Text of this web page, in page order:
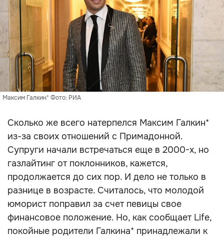
Максим Галкин* Фото: РИА
Сколько же всего натерпелся Максим Галкин*
из-за своих отношений с Примадонной.
Супруги начали встречаться еще в 2000-х, но
газлайтинг от поклонников, кажется,
продолжается до сих пор. И дело не только в
разнице в возрасте. Считалось, что молодой
юморист поправил за счет певицы свое
финансовое положение. Но, как сообщает Life,
покойные родители Галкина* принадлежали к